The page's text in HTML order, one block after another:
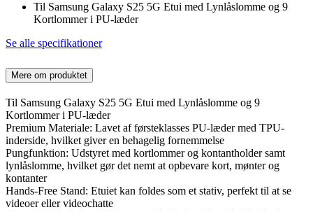
Til Samsung Galaxy S25 5G Etui med Lynlåslomme og 9
Kortlommer i PU-læder
Se alle specifikationer
Mere om produktet
Til Samsung Galaxy S25 5G Etui med Lynlåslomme og 9
Kortlommer i PU-læder
Premium Materiale: Lavet af førsteklasses PU-læder med TPU-
inderside, hvilket giver en behagelig fornemmelse
Pungfunktion: Udstyret med kortlommer og kontantholder samt
lynlåslomme, hvilket gør det nemt at opbevare kort, mønter og
kontanter
Hands-Free Stand: Etuiet kan foldes som et stativ, perfekt til at se
videoer eller videochatte